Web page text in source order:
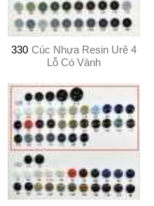
330 Cúc Nhựa Resin Urê 4
Lỗ Có Vành